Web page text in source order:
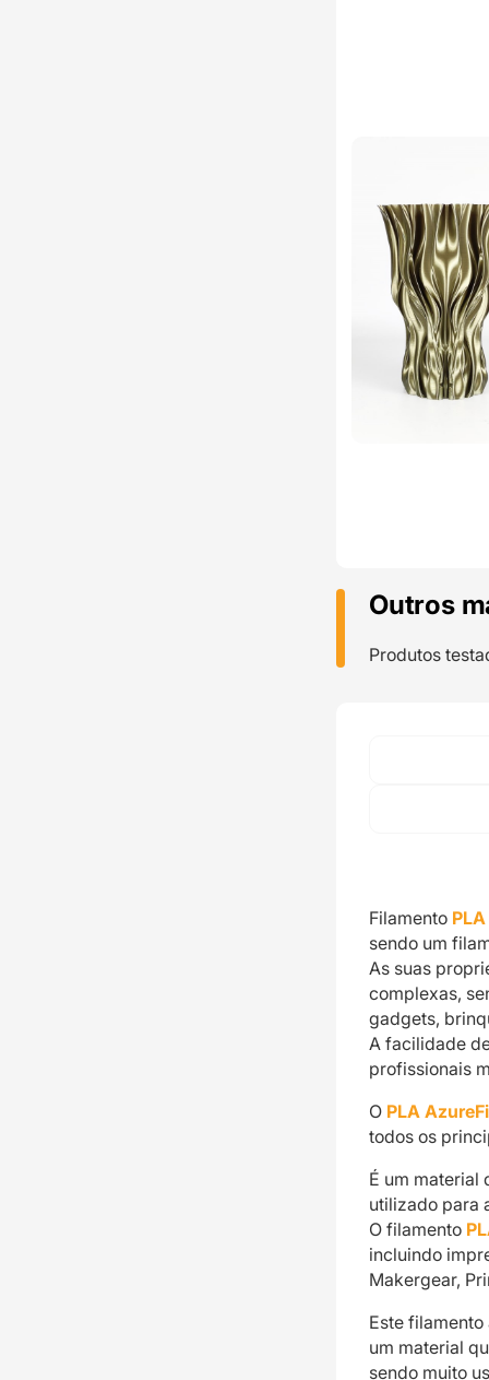
Outros
Produtos
Filamento
sendo um
As suas
complexas,
gadgets,
A facilidade
profissionais
O PLA
todos os
É um material
utilizado para
O filamento
incluindo
Makergear,
Este
um material
sendo muito